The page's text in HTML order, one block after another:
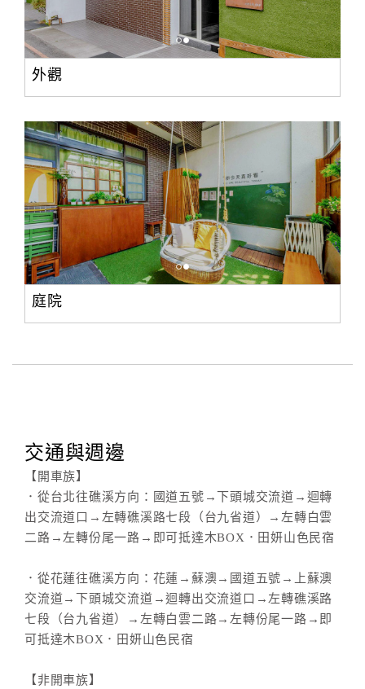
外觀
庭院
交通與週邊
【開車族】
．從台北往礁溪方向：國道五號→下頭城交流道→迴轉
出交流道口→左轉礁溪路七段（台九省道）→左轉白雲
二路→左轉份尾一路→即可抵達木BOX．田妍山色民宿
．從花蓮往礁溪方向：花蓮→蘇澳→國道五號→上蘇澳
交流道→下頭城交流道→迴轉出交流道口→左轉礁溪路
七段（台九省道）→左轉白雲二路→左轉份尾一路→即
可抵達木BOX．田妍山色民宿
【非開車族】